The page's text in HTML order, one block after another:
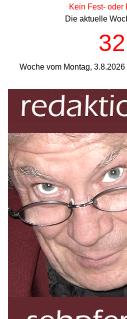
Kein Fest- oder
Die aktuelle
32
Woche vom Montag,